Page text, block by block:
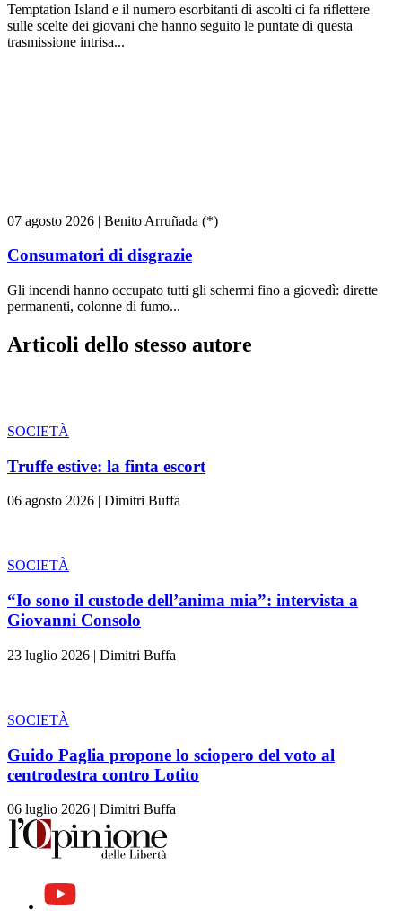
Temptation Island e il numero esorbitanti di ascolti ci fa riflettere
sulle scelte dei giovani che hanno seguito le puntate di questa
trasmissione intrisa...
07 agosto 2026 | Benito Arruñada (*)
Consumatori di disgrazie
Gli incendi hanno occupato tutti gli schermi fino a giovedì: dirette
permanenti, colonne di fumo...
Articoli dello stesso autore
SOCIETÀ
Truffe estive: la finta escort
06 agosto 2026 | Dimitri Buffa
SOCIETÀ
“Io sono il custode dell’anima mia”: intervista a
Giovanni Consolo
23 luglio 2026 | Dimitri Buffa
SOCIETÀ
Guido Paglia propone lo sciopero del voto al
centrodestra contro Lotito
06 luglio 2026 | Dimitri Buffa